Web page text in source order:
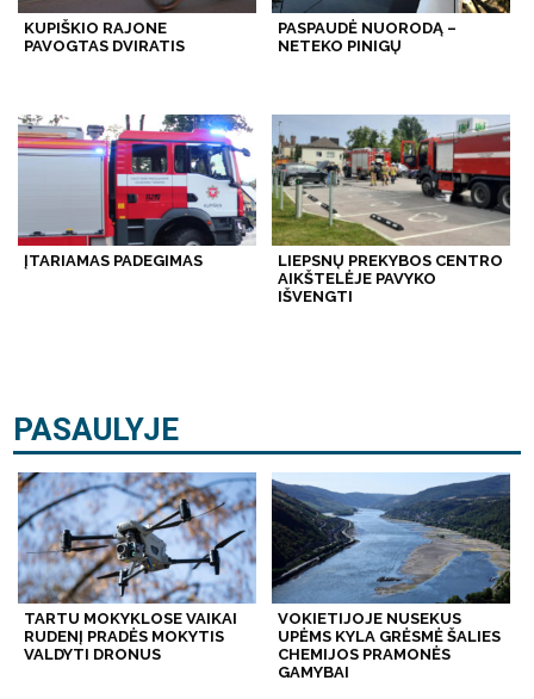
KUPIŠKIO RAJONE
PAVOGTAS DVIRATIS
PASPAUDĖ NUORODĄ –
NETEKO PINIGŲ
ĮTARIAMAS PADEGIMAS
LIEPSNŲ PREKYBOS CENTRO
AIKŠTELĖJE PAVYKO
IŠVENGTI
PASAULYJE
TARTU MOKYKLOSE VAIKAI
RUDENĮ PRADĖS MOKYTIS
VALDYTI DRONUS
VOKIETIJOJE NUSEKUS
UPĖMS KYLA GRĖSMĖ ŠALIES
CHEMIJOS PRAMONĖS
GAMYBAI